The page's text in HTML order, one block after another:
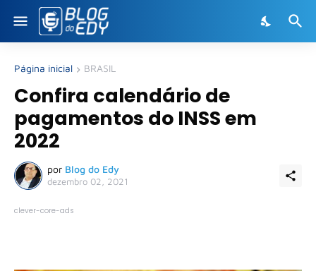
Página inicial BRASIL
Confira calendário de
pagamentos do INSS em
2022
por Blog do Edy
dezembro 02, 2021
clever-core-ads